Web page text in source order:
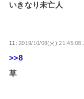
いきなり未亡人
11:2019/10/08(火)
>>8
草